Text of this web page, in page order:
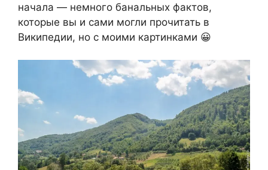
начала — немного банальных фактов,
которые вы и сами могли прочитать в
Википедии, но с моими картинками 😀